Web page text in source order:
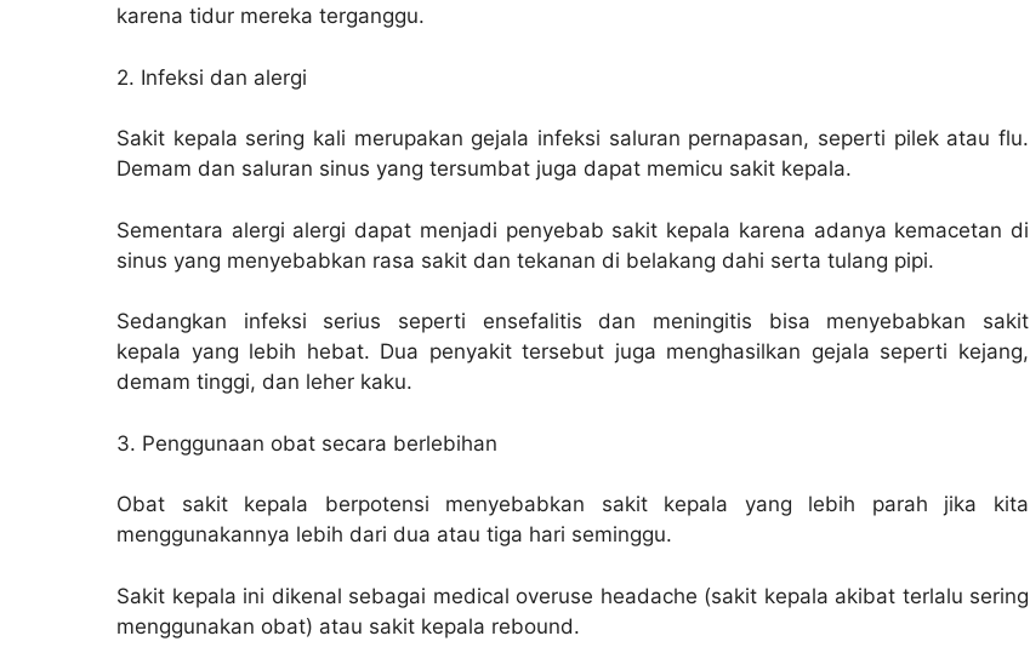
karena tidur mereka terganggu.
2. Infeksi dan alergi
Sakit kepala sering kali merupakan gejala infeksi saluran pernapasan, seperti pilek atau flu.
Demam dan saluran sinus yang tersumbat juga dapat memicu sakit kepala.
Sementara alergi alergi dapat menjadi penyebab sakit kepala karena adanya kemacetan di
sinus yang menyebabkan rasa sakit dan tekanan di belakang dahi serta tulang pipi.
Sedangkan infeksi serius seperti ensefalitis dan meningitis bisa menyebabkan sakit
kepala yang lebih hebat. Dua penyakit tersebut juga menghasilkan gejala seperti kejang,
demam tinggi, dan leher kaku.
3. Penggunaan obat secara berlebihan
Obat sakit kepala berpotensi menyebabkan sakit kepala yang lebih parah jika kita
menggunakannya lebih dari dua atau tiga hari seminggu.
Sakit kepala ini dikenal sebagai medical overuse headache (sakit kepala akibat terlalu sering
menggunakan obat) atau sakit kepala rebound.